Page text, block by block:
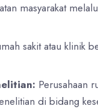
masyarakat
sakit atau klinik
Perusahaan
di bidang